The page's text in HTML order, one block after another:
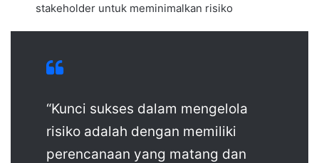
stakeholder untuk meminimalkan risiko
“Kunci sukses dalam mengelola
risiko adalah dengan memiliki
perencanaan yang matang dan